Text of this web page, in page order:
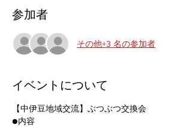
参加者
その他+3 名の参加者
イベントについて
【中伊豆地域交流】ぶつぶつ交換会
●内容